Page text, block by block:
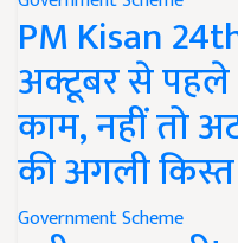
PM Kisan
अक्टूबर से पहले
काम, नहीं तो
की अगली किस्त
Government Scheme